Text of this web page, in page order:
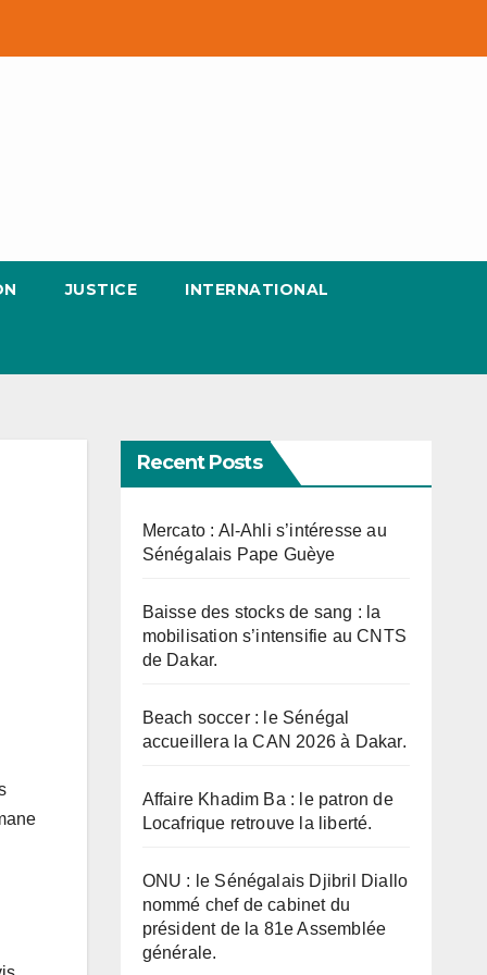
JUSTICE INTERNATIONAL
Recent Posts
Mercato : Al-Ahli s’intéresse au
Sénégalais Pape Guèye
Baisse des stocks de sang : la
mobilisation s’intensifie au CNTS
de Dakar.
Beach soccer : le Sénégal
accueillera la CAN 2026 à Dakar.
Affaire Khadim Ba : le patron de
Locafrique retrouve la liberté.
ONU : le Sénégalais Djibril Diallo
nommé chef de cabinet du
président de la 81e Assemblée
générale.